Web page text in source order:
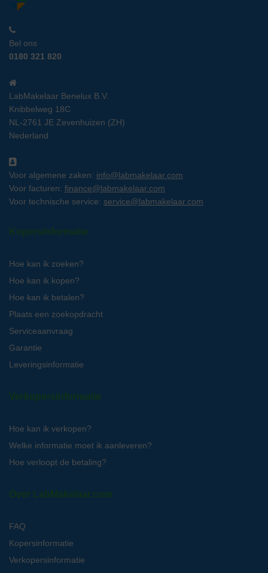
Bel ons
0180 321 820
LabMakelaar Benelux B.V.
Knibbelweg 18C
NL-2761 JE Zevenhuizen (ZH)
Nederland
Voor algemene zaken: info@labmakelaar.com
Voor facturen: finance@labmakelaar.com
Voor technische service: service@labmakelaar.com
Kopersinformatie
Hoe kan ik zoeken?
Hoe kan ik kopen?
Hoe kan ik betalen?
Plaats een zoekopdracht
Serviceaanvraag
Garantie
Leveringsinformatie
Verkopersinformatie
Hoe kan ik verkopen?
Welke informatie moet ik aanleveren?
Hoe verloopt de betaling?
Over LabMakelaar.com
FAQ
Kopersinformatie
Verkopersinformatie